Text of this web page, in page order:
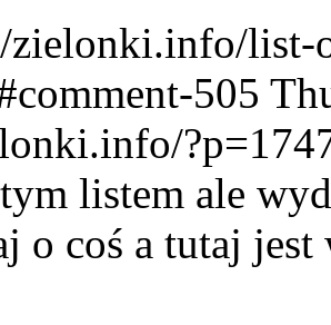
zielonki.info/list-
505
listem ale
o coś a tutaj